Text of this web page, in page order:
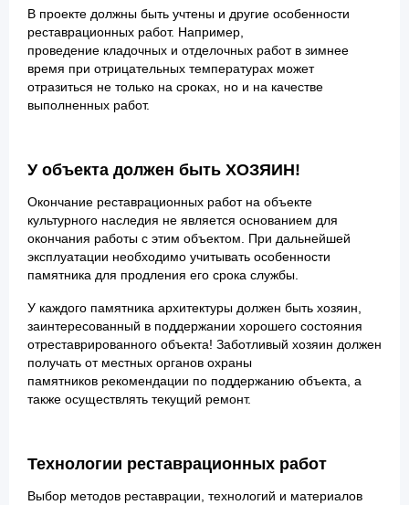
В проекте должны быть учтены и другие особенности
реставрационных работ. Например,
проведение кладочных и отделочных работ в зимнее
время при отрицательных температурах может
отразиться не только на сроках, но и на качестве
выполненных работ.
У объекта должен быть ХОЗЯИН!
Окончание реставрационных работ на объекте
культурного наследия не является основанием для
окончания работы с этим объектом. При дальнейшей
эксплуатации необходимо учитывать особенности
памятника для продления его срока службы.
У каждого памятника архитектуры должен быть хозяин,
заинтересованный в поддержании хорошего состояния
отреставрированного объекта! Заботливый хозяин должен
получать от местных органов охраны
памятников рекомендации по поддержанию объекта, а
также осуществлять текущий ремонт.
Технологии реставрационных работ
Выбор методов реставрации, технологий и материалов